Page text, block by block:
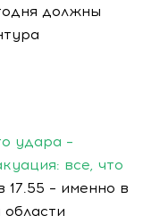
должны
удара –
все, что
17.55 – именно в